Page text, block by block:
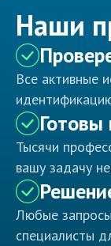
Наши
Все активные
Тысячи
вашу задачу
Любые
специалисты